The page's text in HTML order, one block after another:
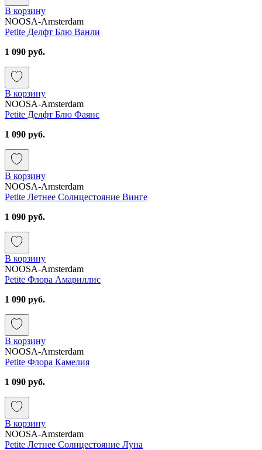
В корзину
NOOSA-Amsterdam
Petite Делфт Блю Ванли
1 090 руб.
В корзину
NOOSA-Amsterdam
Petite Делфт Блю Фаянс
1 090 руб.
В корзину
NOOSA-Amsterdam
Petite Летнее Солнцестояние Винге
1 090 руб.
В корзину
NOOSA-Amsterdam
Petite Флора Амариллис
1 090 руб.
В корзину
NOOSA-Amsterdam
Petite Флора Камелия
1 090 руб.
В корзину
NOOSA-Amsterdam
Petite Летнее Солнцестояние Луна